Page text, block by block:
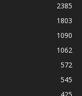
2385
1803
1090
1062
572
545